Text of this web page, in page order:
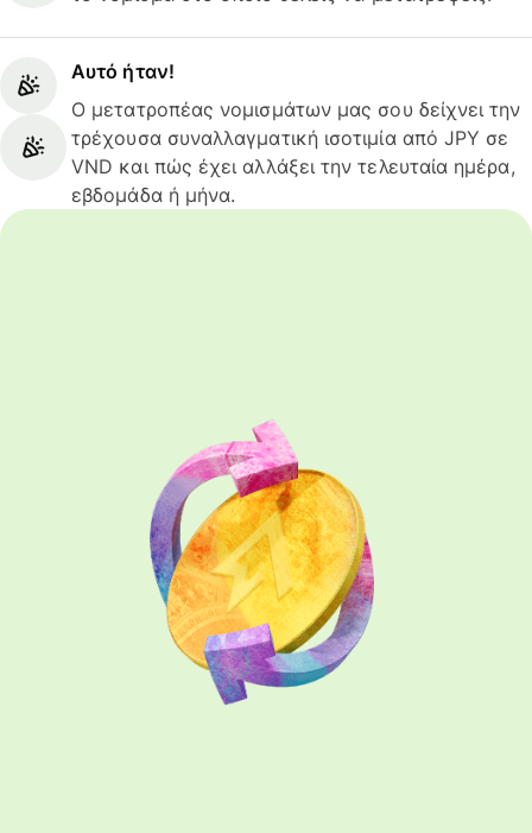
Αυτό ήταν!
Ο μετατροπέας νομισμάτων μας σου δείχνει την
τρέχουσα συναλλαγματική ισοτιμία από JPY σε
VND και πώς έχει αλλάξει την τελευταία ημέρα,
εβδομάδα ή μήνα.